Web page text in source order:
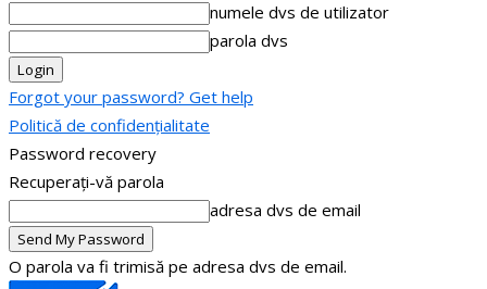
numele dvs de utilizator
parola dvs
Forgot your password? Get help
Politică de confidențialitate
Password recovery
Recuperați-vă parola
adresa dvs de email
O parola va fi trimisă pe adresa dvs de email.